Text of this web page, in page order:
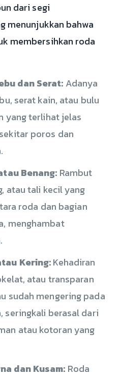
dari segi
menunjukkan bahwa
membersihkan roda
dan Serat: Adanya
serat kain, atau bulu
yang terlihat jelas
poros dan
Benang: Rambut
atau tali kecil yang
roda dan bagian
menghambat
Kering:Kehadiran
atau transparan
sudah mengering pada
seringkali berasal dari
atau kotoran yang
dan Kusam: Roda